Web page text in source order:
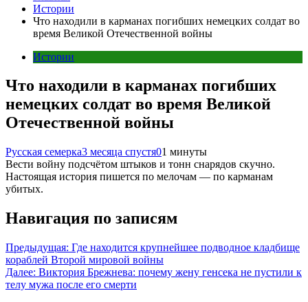
Истории
Что находили в карманах погибших немецких солдат во
время Великой Отечественной войны
Истории
Что находили в карманах погибших
немецких солдат во время Великой
Отечественной войны
Русская семерка3 месяца спустя01 минуты
Вести войну подсчётом штыков и тонн снарядов скучно.
Настоящая история пишется по мелочам — по карманам
убитых.
Навигация по записям
Предыдущая: Где находится крупнейшее подводное кладбище
кораблей Второй мировой войны
Далее: Виктория Брежнева: почему жену генсека не пустили к
телу мужа после его смерти